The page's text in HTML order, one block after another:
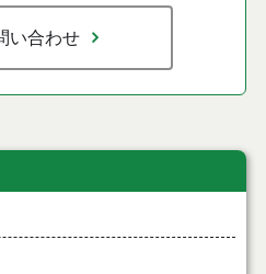
い合わせ